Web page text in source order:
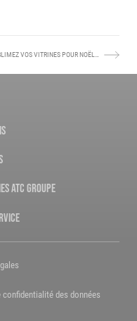
VOS VITRINES POUR NOËL…
ATC GROUPE
confidentialité des données